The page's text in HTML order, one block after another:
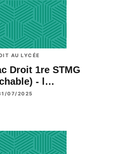
AU LYCÉE
Droit 1re STMG
- l…
07/2025